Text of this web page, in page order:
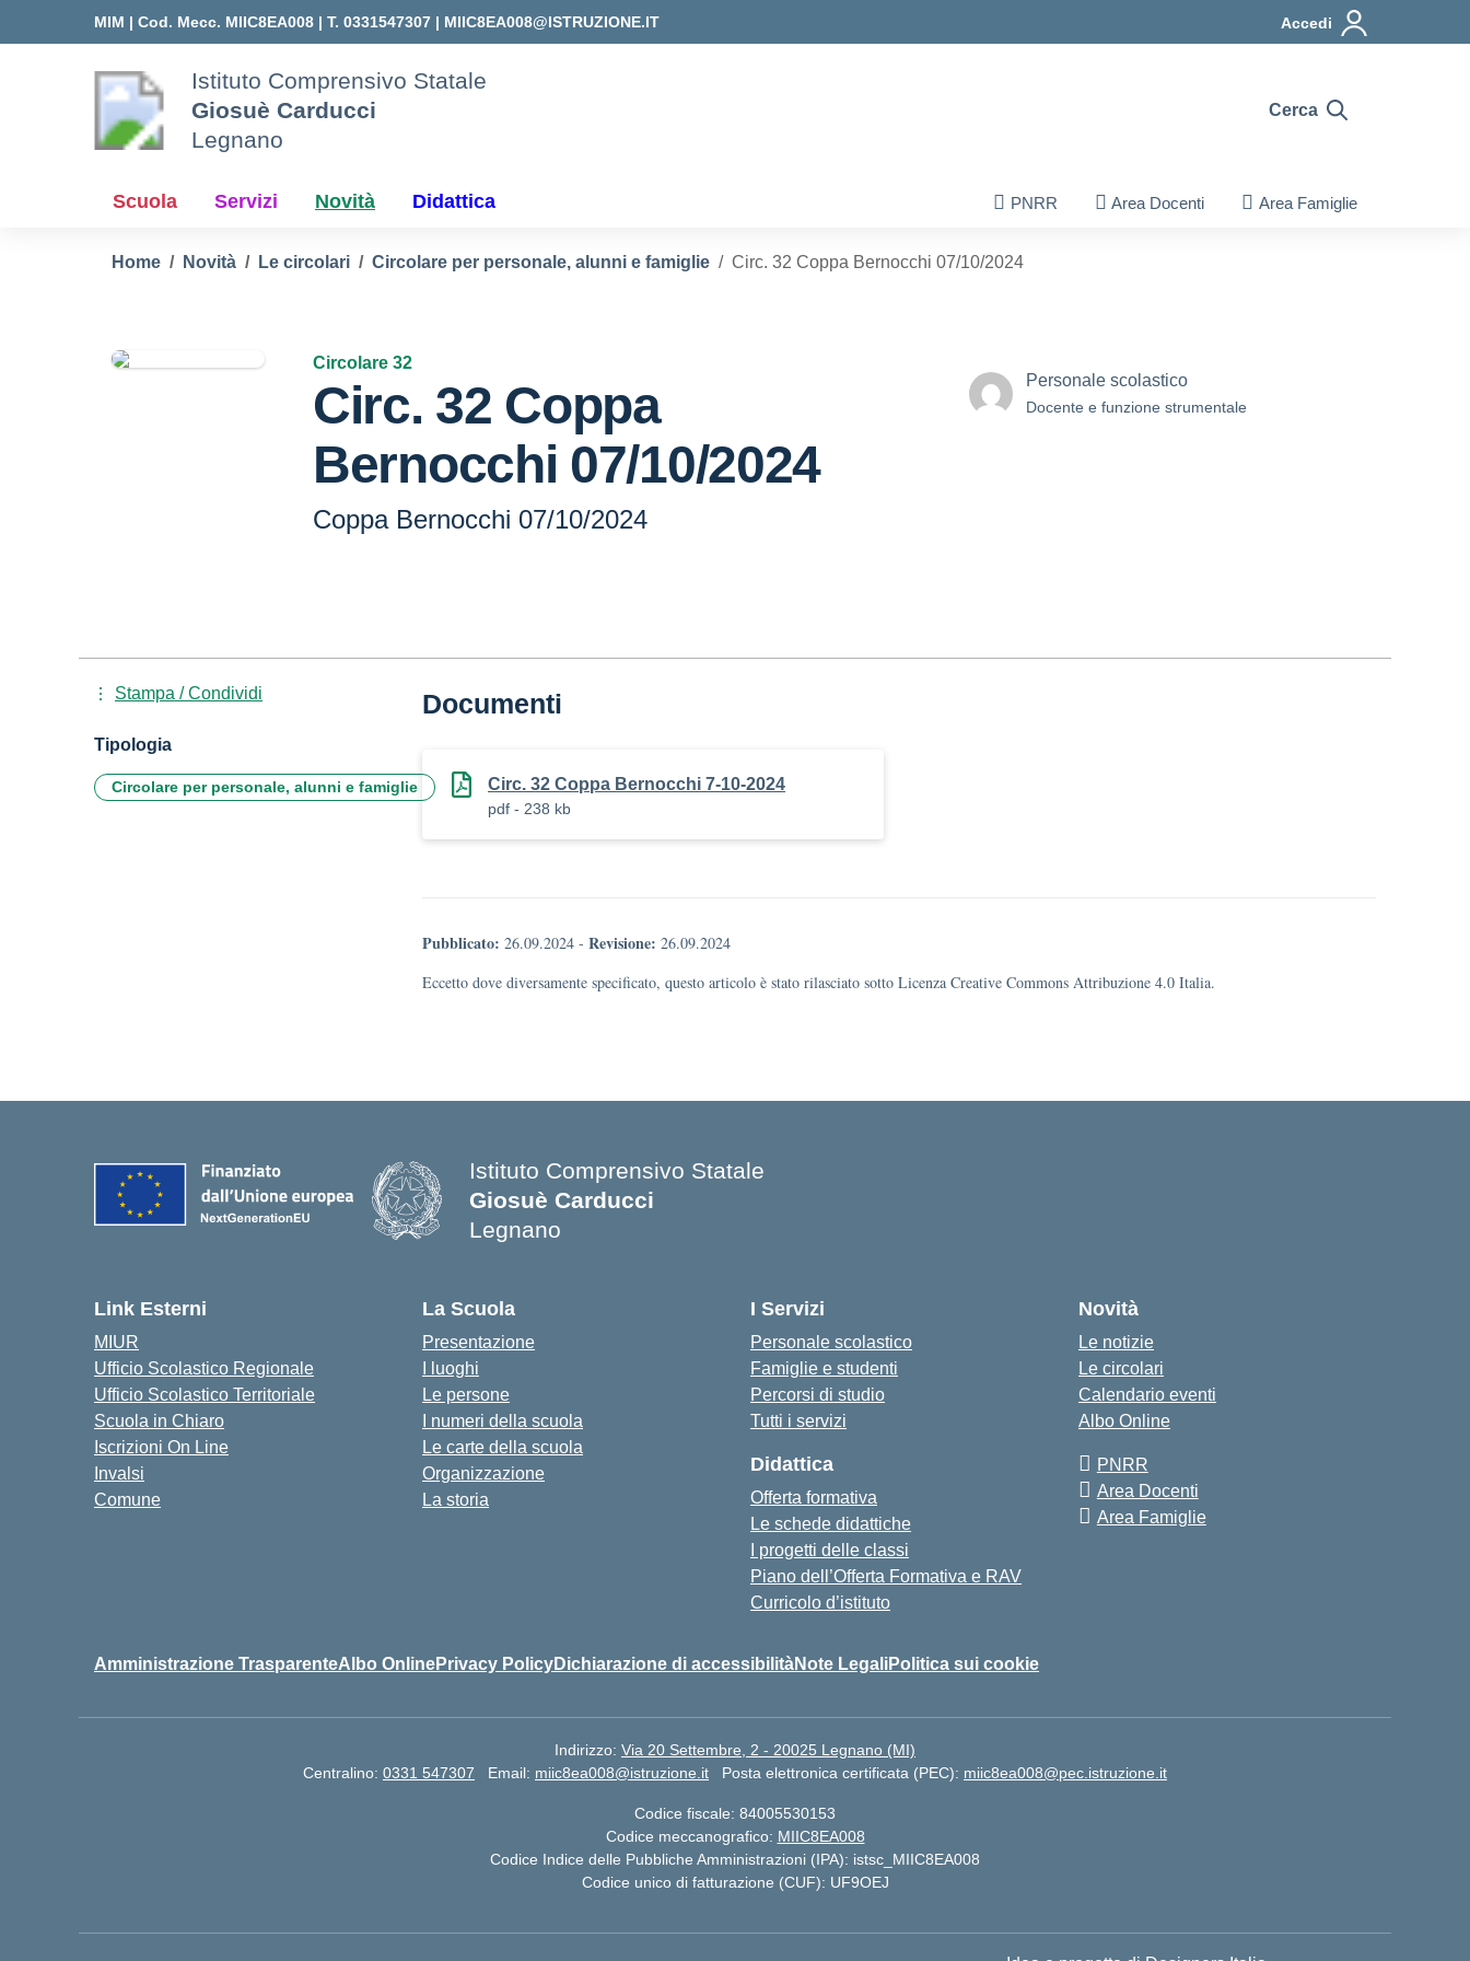
MIM | Cod. Mecc. MIIC8EA008 | T. 0331547307 | MIIC8EA008@ISTRUZIONE.IT Accedi
Istituto Comprensivo Statale
Giosuè Carducci
Legnano
Cerca
Scuola Servizi Novità Didattica PNRR Area Docenti Area Famiglie
Home Novità Le circolari Circolare per personale, alunni e famiglie Circ. 32 Coppa Bernocchi 07/10/2024
Circolare 32
Circ. 32 Coppa
Bernocchi 07/10/2024
Coppa Bernocchi 07/10/2024
Personale scolastico
Docente e funzione strumentale
Documenti
Circ. 32 Coppa Bernocchi 7-10-2024
pdf - 238 kb
Pubblicato: 26.09.2024 - Revisione: 26.09.2024
Eccetto dove diversamente specificato, questo articolo è stato rilasciato sotto Licenza Creative Commons Attribuzione 4.0 Italia.
Stampa / Condividi
Tipologia
Circolare per personale, alunni e famiglie
Istituto Comprensivo Statale
Giosuè Carducci
Legnano
Link Esterni
MIUR
Ufficio Scolastico Regionale
Ufficio Scolastico Territoriale
Scuola in Chiaro
Iscrizioni On Line
Invalsi
Comune
La Scuola
Presentazione
I luoghi
Le persone
I numeri della scuola
Le carte della scuola
Organizzazione
La storia
I Servizi
Personale scolastico
Famiglie e studenti
Percorsi di studio
Tutti i servizi
Didattica
Offerta formativa
Le schede didattiche
I progetti delle classi
Piano dell’Offerta Formativa e RAV
Curricolo d’istituto
Novità
Le notizie
Le circolari
Calendario eventi
Albo Online
PNRR
Area Docenti
Area Famiglie
Amministrazione TrasparenteAlbo OnlinePrivacy PolicyDichiarazione di accessibilitàNote LegaliPolitica sui cookie
Indirizzo: Via 20 Settembre, 2 - 20025 Legnano (MI)
Centralino: 0331 547307 Email: miic8ea008@istruzione.it Posta elettronica certificata (PEC): miic8ea008@pec.istruzione.it
Codice fiscale: 84005530153
Codice meccanografico: MIIC8EA008
Codice Indice delle Pubbliche Amministrazioni (IPA): istsc_MIIC8EA008
Codice unico di fatturazione (CUF): UF9OEJ